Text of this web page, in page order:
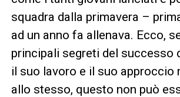
squadra dalla primavera –
ad un anno fa allenava. Ecco,
principali segreti del successo
il suo lavoro e il suo approccio
allo stesso, questo non può